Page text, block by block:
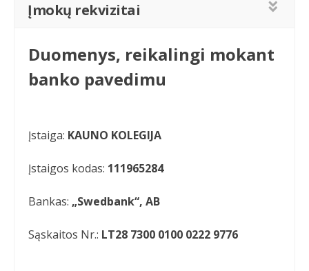
Įmokų rekvizitai
Duomenys, reikalingi mokant
banko pavedimu
Įstaiga: KAUNO KOLEGIJA
Įstaigos kodas: 111965284
Bankas: „Swedbank“, AB
Sąskaitos Nr.: LT28 7300 0100 0222 9776